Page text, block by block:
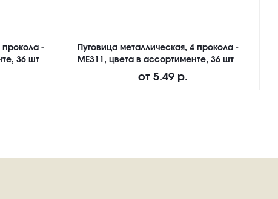
прокола -
36 шт
Пуговица металлическая, 4 прокола -
ME311, цвета в ассортименте, 36 шт
от 5.49 р.